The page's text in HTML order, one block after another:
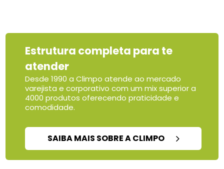
Estrutura completa para te
atender
Desde 1990 a Climpo atende ao mercado
varejista e corporativo com um mix superior a
4000 produtos oferecendo praticidade e
comodidade.
SAIBA MAIS SOBRE A CLIMPO